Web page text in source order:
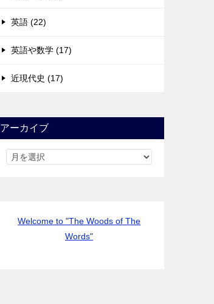
英語 (22)
英語や数学 (17)
近現代史 (17)
アーカイブ
Welcome to "The Woods of The
Words"